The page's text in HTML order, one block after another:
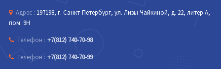
Адрес : 197198, г. Санкт-Петербург, ул. Лизы Чайкиной, д. 22, литер А,
пом. 9Н
Телефон : +7(812) 740-70-98
Телефон : +7(812) 740-70-99